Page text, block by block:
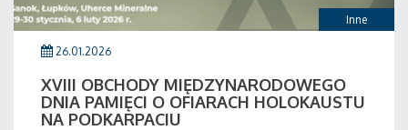
Inne
26.01.2026
XVIII OBCHODY MIĘDZYNARODOWEGO
DNIA PAMIĘCI O OFIARACH HOLOKAUSTU
NA PODKARPACIU